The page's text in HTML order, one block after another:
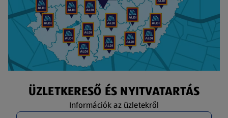
ÜZLETKERESŐ ÉS NYITVATARTÁS
Információk az üzletekről